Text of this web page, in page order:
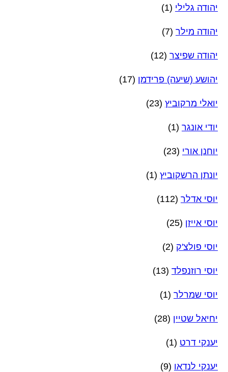
יהודה גלילי (1)
יהודה מילר (7)
יהודה שפיצר (12)
יהושע (שיעה) פרידמן (17)
יואלי מרקוביץ (23)
יודי אונגר (1)
יוחנן אורי (23)
יונתן הרשקוביץ (1)
יוסי אדלר (112)
יוסי אייזן (25)
יוסי פולצ'ק (2)
יוסי רוזנפלד (13)
יוסי שמרלר (1)
יחיאל שטיין (28)
יענקי דרט (1)
יענקי לנדאו (9)